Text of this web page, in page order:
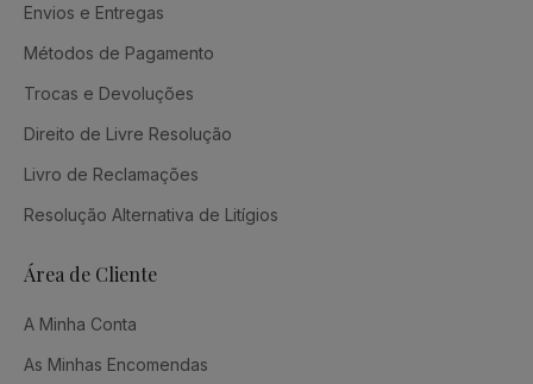
Envios e Entregas
Métodos de Pagamento
Trocas e Devoluções
Direito de Livre Resolução
Livro de Reclamações
Resolução Alternativa de Litígios
Área de Cliente
A Minha Conta
As Minhas Encomendas